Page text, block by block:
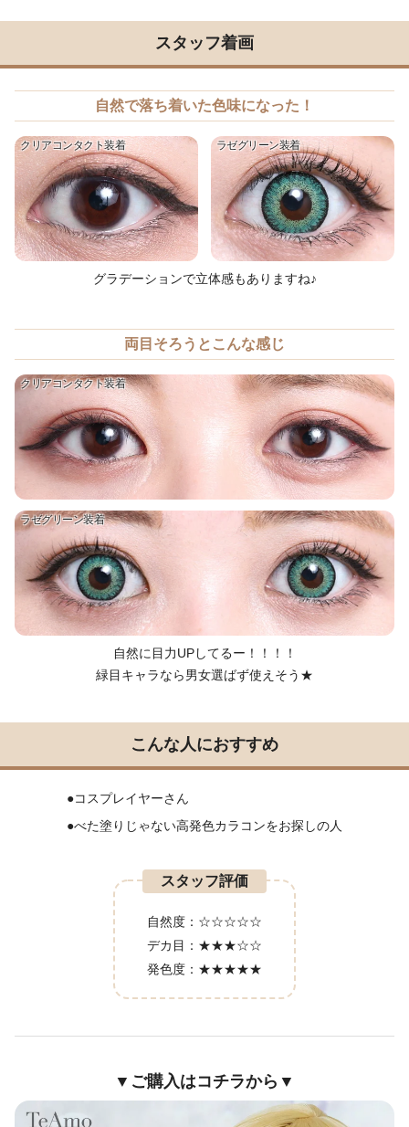
スタッフ着画
自然で落ち着いた色味になった！
クリアコンタクト装着 ラゼグリーン装着
グラデーションで立体感もありますね♪
両目そろうとこんな感じ
クリアコンタクト装着
ラゼグリーン装着
自然に目力UPしてるー！！！！
緑目キャラなら男女選ばず使えそう★
こんな人におすすめ
●コスプレイヤーさん
●べた塗りじゃない高発色カラコンをお探しの人
スタッフ評価
自然度： ☆☆☆☆☆
デカ目： ★★★☆☆
発色度： ★★★★★
▼ご購入はコチラから▼